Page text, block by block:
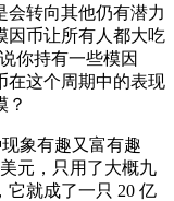
会转向其他仍有潜力
因币让所有人都大吃
你持有一些模因
在这个周期中的表现
？
象有趣又富有趣
元，只用了大概九
它就成了一只 20 亿